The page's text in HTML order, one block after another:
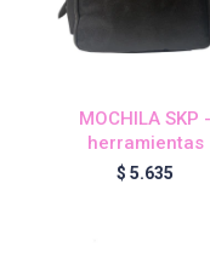
MOCHILA SKP -
herramientas
$ 5.635
Essensity
Igora Royal Oxigenta